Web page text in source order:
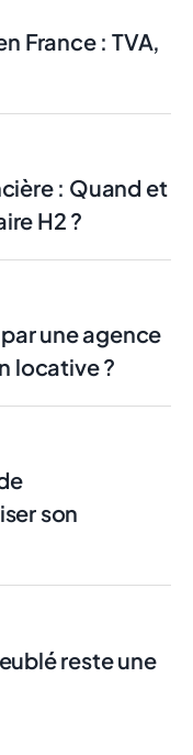
France : TVA,
: Quand et
H2 ?
une agence
locative ?
son
reste une